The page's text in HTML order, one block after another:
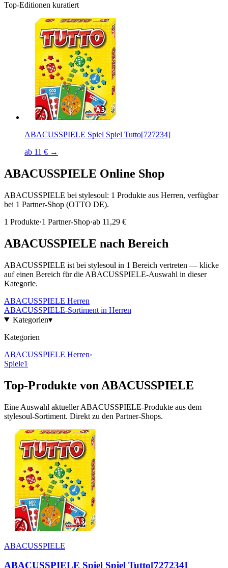
Top-Editionen kuratiert
ABACUSSPIELE Spiel Spiel Tutto[727234]
ab 11 € →
ABACUSSPIELE Online Shop
ABACUSSPIELE bei stylesoul: 1 Produkte aus Herren, verfügbar
bei 1 Partner-Shop (OTTO DE).
1 Produkte·1 Partner-Shop·ab 11,29 €
ABACUSSPIELE nach Bereich
ABACUSSPIELE ist bei stylesoul in 1 Bereich vertreten — klicke
auf einen Bereich für die ABACUSSPIELE-Auswahl in dieser
Kategorie.
ABACUSSPIELE Herren
ABACUSSPIELE-Sortiment in Herren
Kategorien▾
Kategorien
ABACUSSPIELE Herren›
Spiele1
Top-Produkte von ABACUSSPIELE
Eine Auswahl aktuellerABACUSSPIELE-Produkte aus dem
stylesoul-Sortiment. Direkt zu den Partner-Shops.
ABACUSSPIELE
ABACUSSPIELE Spiel Spiel Tutto[727234]